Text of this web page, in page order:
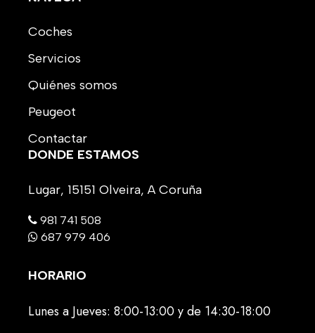
Coches
Servicios
Quiénes somos
Peugeot
Contactar
DONDE ESTAMOS
Lugar, 15151 Olveira, A Coruña
981 741 508
687 979 406
HORARIO
Lunes a Jueves: 8:00-13:00 y de 14:30-18:00